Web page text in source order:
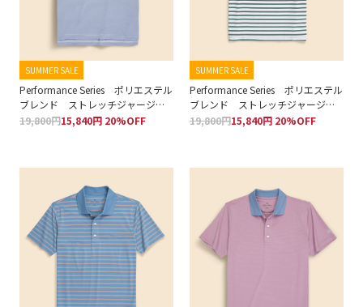
SUMMER SALE
Performance Series ポリエステル
ブレンド ストレッチジャージ
ー マイクロストライプ ポロシ
19,800円15,840円 20%OFF
SUMMER SALE
Performance Series ポリエステル
ブレンド ストレッチジャージ
ー BB#1ストライプ ポロシャツ
19,800円15,840円 20%OFF